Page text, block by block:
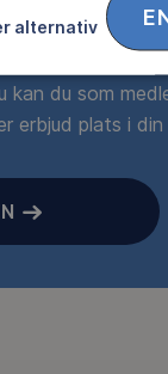
kan du som
erbjud plats i din
alternativ